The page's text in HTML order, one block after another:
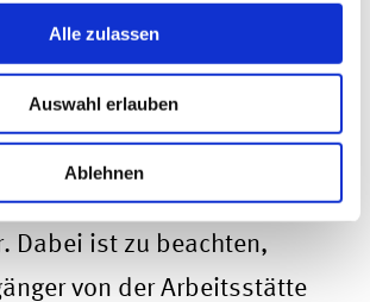
Alle zulassen
Auswahl erlauben
Ablehnen
Staaten ergeben sich in
für
Dabei ist zu beachten,
von der Arbeitsstätte